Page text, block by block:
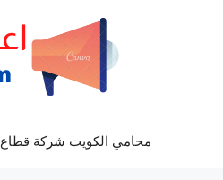
محامي الكويت شركة